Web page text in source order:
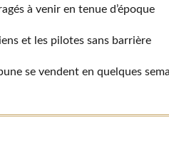
à venir en tenue d’époque
et les pilotes sans barrière
se vendent en quelques